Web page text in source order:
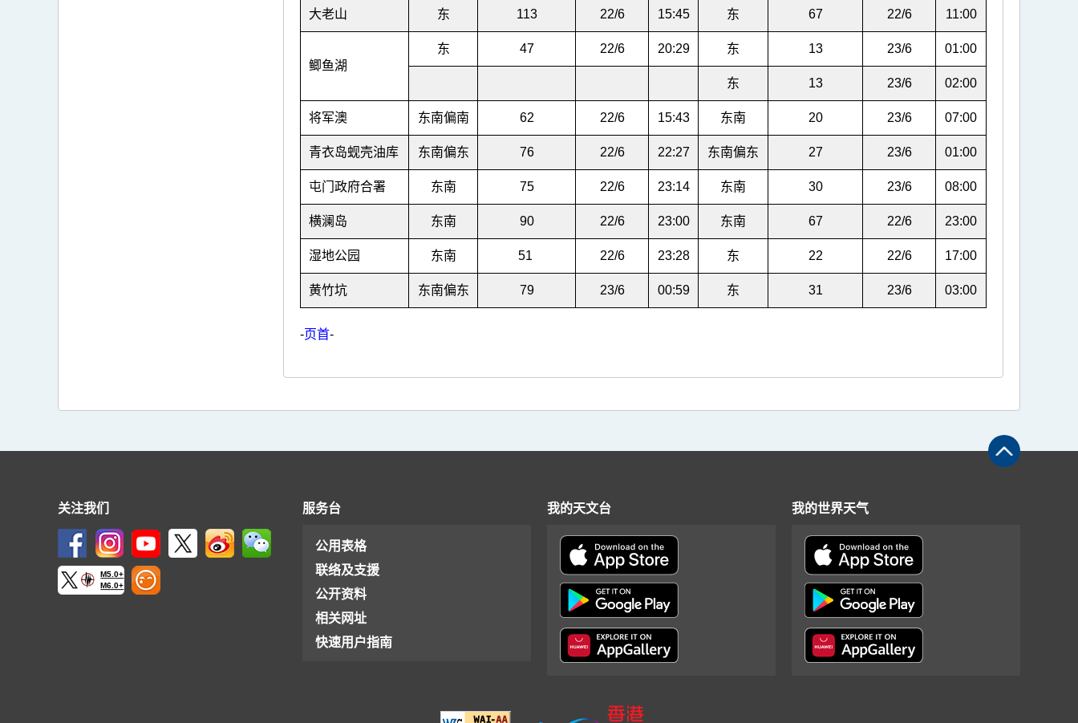
大老山 东 113 22/6 15:45 东 67 22/6 11:00
鲫鱼湖
东 47 22/6 20:29 东 13 23/6 01:00
东 13 23/6 02:00
将军澳 东南偏南 62 22/6 15:43 东南 20 23/6 07:00
青衣岛蚬壳油库 东南偏东 76 22/6 22:27 东南偏东 27 23/6 01:00
屯门政府合署 东南 75 22/6 23:14 东南 30 23/6 08:00
横澜岛 东南 90 22/6 23:00 东南 67 22/6 23:00
湿地公园 东南 51 22/6 23:28 东 22 22/6 17:00
黄竹坑 东南偏东 79 23/6 00:59 东 31 23/6 03:00
-页首-
关注我们
M5.0+
M6.0+
服务台
公用表格
联络及支援
公开资料
相关网址
快速用户指南
我的天文台 我的世界天气